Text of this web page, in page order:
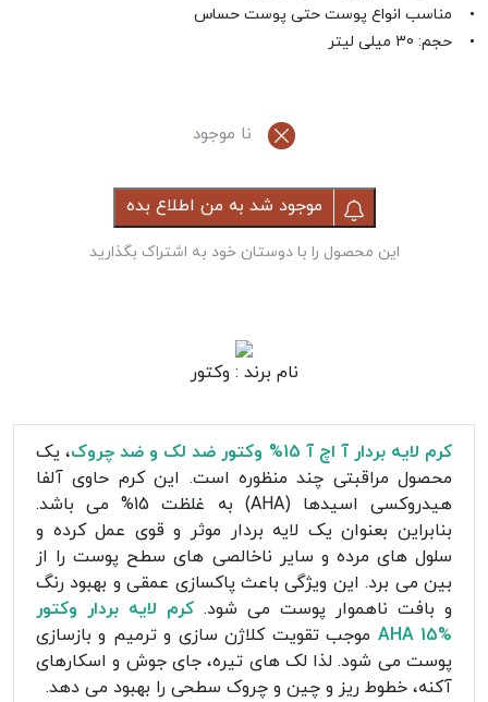
• مناسب انواع پوست حتی پوست حساس
• حجم: 30 میلی لیتر
نا موجود
موجود شد به من اطلاع بده
این محصول را با دوستان خود به اشتراک بگذارید
نام برند : وکتور
کرم لایه بردار آ اچ آ 15% وکتور ضد لک و ضد چروک
، یک
محصول مراقبتی چند منظوره است. این کرم حاوی آلفا
هیدروکسی اسیدها (AHA) به غلظت 15% می باشد.
بنابراین بعنوان یک لایه بردار موثر و قوی عمل کرده و
سلول های مرده و سایر ناخالصی های سطح پوست را از
بین می برد. این ویژگی باعث پاکسازی عمقی و بهبود رنگ
و بافت ناهموار پوست می شود. کرم لایه ‌بردار وکتور
AHA 15% موجب تقویت کلاژن سازی و ترمیم و بازسازی
پوست می شود. لذا لک های تیره، جای جوش و اسکارهای
آکنه، خطوط ریز و چین ‌و چروک سطحی را بهبود می دهد.